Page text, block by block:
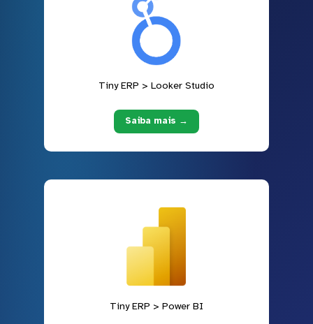
Tiny ERP > Looker Studio
Saiba mais →
Tiny ERP > Power BI